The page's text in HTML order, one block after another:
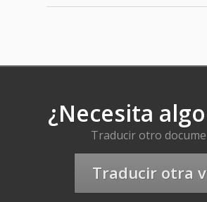
¿Necesita
Traducir otro
Traducir otra